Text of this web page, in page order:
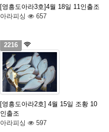
[영흥도아라3호]4월 18일 11인출조
아라피싱
657
2216
[영흥도아라2호] 4월 15일 조황 10
인출조
아라피싱
597